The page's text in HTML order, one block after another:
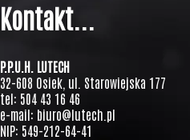
Kontakt...
P.P.U.H. LUTECH
32-608 Osiek, ul. Starowiejska 177
tel: 504 43 16 46
e-mail: biuro@lutech.pl
NIP: 549-212-64-41